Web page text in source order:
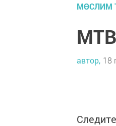
МӨСЛИМ
автор, 18